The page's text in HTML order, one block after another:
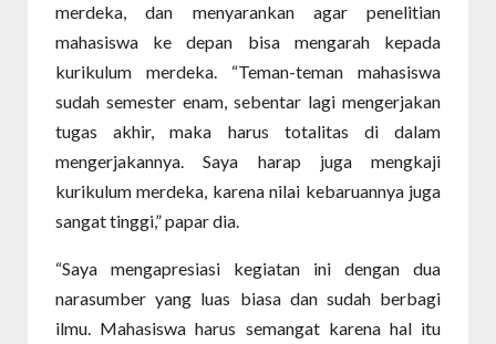
merdeka, dan menyarankan agar penelitian
mahasiswa ke depan bisa mengarah kepada
kurikulum merdeka. “Teman-teman mahasiswa
sudah semester enam, sebentar lagi mengerjakan
tugas akhir, maka harus totalitas di dalam
mengerjakannya. Saya harap juga mengkaji
kurikulum merdeka, karena nilai kebaruannya juga
sangat tinggi,” papar dia.
“Saya mengapresiasi kegiatan ini dengan dua
narasumber yang luas biasa dan sudah berbagi
ilmu. Mahasiswa harus semangat karena hal itu